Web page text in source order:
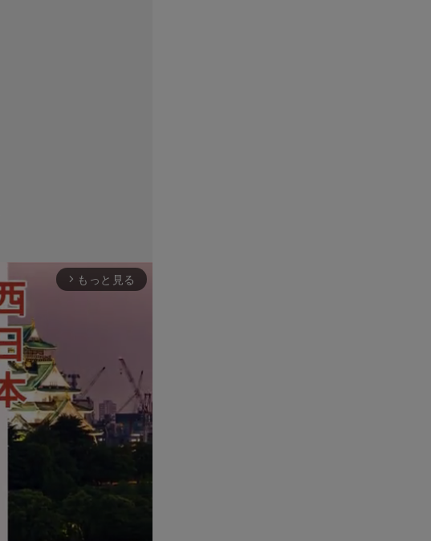
arrow_forward_ios もっと見る